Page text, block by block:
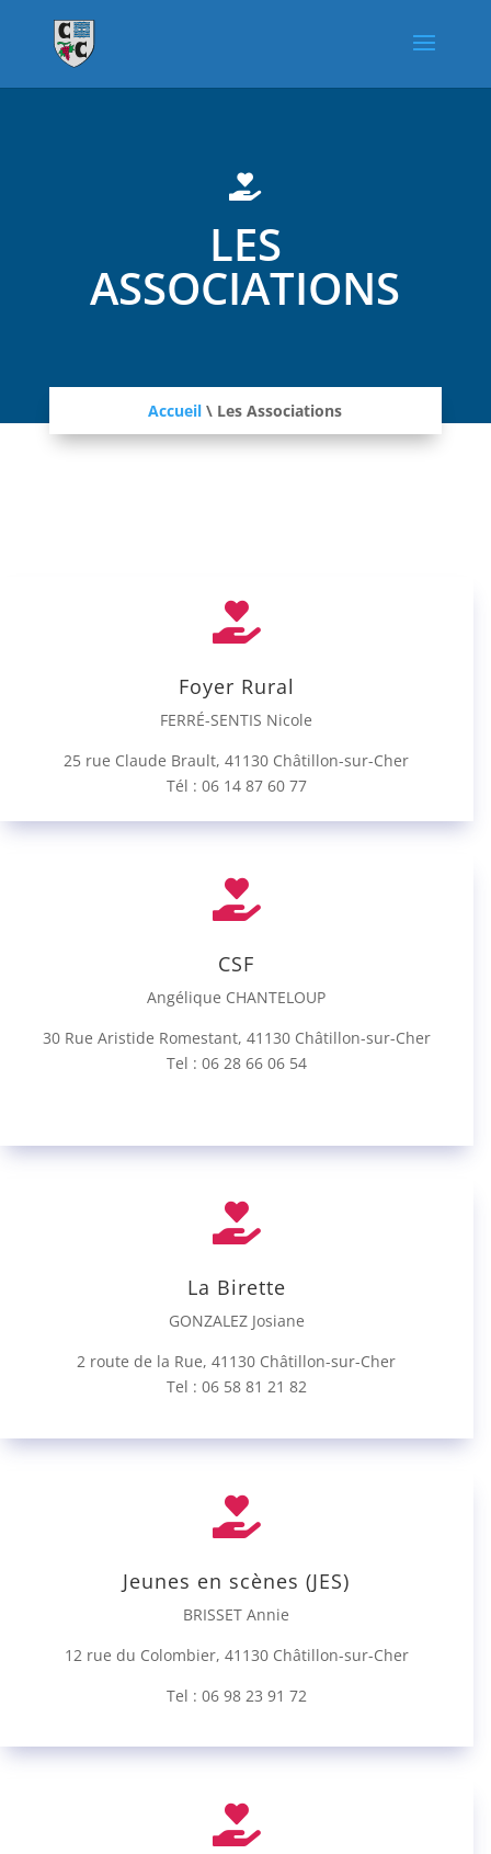

LES
ASSOCIATIONS
Accueil \ Les Associations

Foyer Rural
FERRÉ-SENTIS Nicole
25 rue Claude Brault, 41130 Châtillon-sur-Cher
Tél : 06 14 87 60 77

CSF
Angélique CHANTELOUP
30 Rue Aristide Romestant, 41130 Châtillon-sur-Cher
Tel : 06 28 66 06 54

La Birette
GONZALEZ Josiane
2 route de la Rue, 41130 Châtillon-sur-Cher
Tel : 06 58 81 21 82

Jeunes en scènes (JES)
BRISSET Annie
12 rue du Colombier, 41130 Châtillon-sur-Cher
Tel : 06 98 23 91 72
